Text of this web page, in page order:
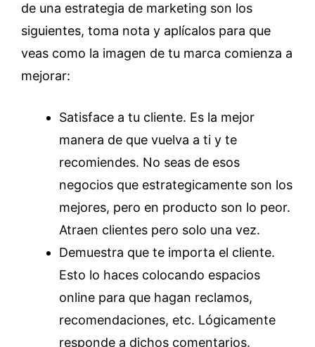
de una estrategia de marketing son los
siguientes, toma nota y aplícalos para que
veas como la imagen de tu marca comienza a
mejorar:
Satisface a tu cliente. Es la mejor
manera de que vuelva a ti y te
recomiendes. No seas de esos
negocios que estrategicamente son los
mejores, pero en producto son lo peor.
Atraen clientes pero solo una vez.
Demuestra que te importa el cliente.
Esto lo haces colocando espacios
online para que hagan reclamos,
recomendaciones, etc. Lógicamente
responde a dichos comentarios.